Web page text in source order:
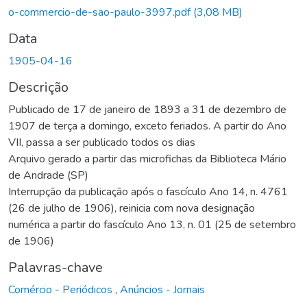
o-commercio-de-sao-paulo-3997.pdf(3,08 MB)
Data
1905-04-16
Descrição
Publicado de 17 de janeiro de 1893 a 31 de dezembro de
1907 de terça a domingo, exceto feriados. A partir do Ano
VII, passa a ser publicado todos os dias
Arquivo gerado a partir das microfichas da Biblioteca Mário
de Andrade (SP)
Interrupção da publicação após o fascículo Ano 14, n. 4761
(26 de julho de 1906), reinicia com nova designação
numérica a partir do fascículo Ano 13, n. 01 (25 de setembro
de 1906)
Palavras-chave
Comércio - Periódicos , Anúncios - Jornais